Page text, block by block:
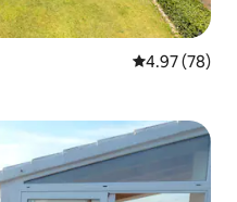
5 ರಲ್ಲಿ 4.97
4.97 (78)